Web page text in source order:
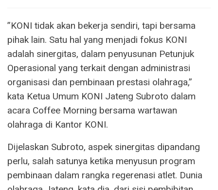
”KONI tidak akan bekerja sendiri, tapi bersama
pihak lain. Satu hal yang menjadi fokus KONI
adalah sinergitas, dalam penyusunan Petunjuk
Operasional yang terkait dengan administrasi
organisasi dan pembinaan prestasi olahraga,”
kata Ketua Umum KONI Jateng Subroto dalam
acara Coffee Morning bersama wartawan
olahraga di Kantor KONI.
Dijelaskan Subroto, aspek sinergitas dipandang
perlu, salah satunya ketika menyusun program
pembinaan dalam rangka regerenasi atlet. Dunia